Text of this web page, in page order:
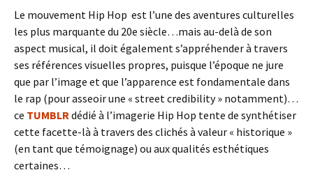
Le mouvement Hip Hop est l’une des aventures culturelles
les plus marquante du 20e siècle…mais au-delà de son
aspect musical, il doit également s’appréhender à travers
ses références visuelles propres, puisque l’époque ne jure
que par l’image et que l’apparence est fondamentale dans
le rap (pour asseoir une « street credibility » notamment)…
ce TUMBLRdédié à l’imagerie Hip Hop tente de synthétiser
cette facette-là à travers des clichés à valeur « historique »
(en tant que témoignage) ou aux qualités esthétiques
certaines…